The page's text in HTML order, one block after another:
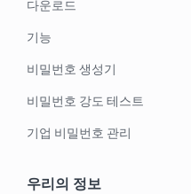
다운로드
기능
비밀번호 생성기
비밀번호 강도 테스트
기업 비밀번호 관리
우리의 정보